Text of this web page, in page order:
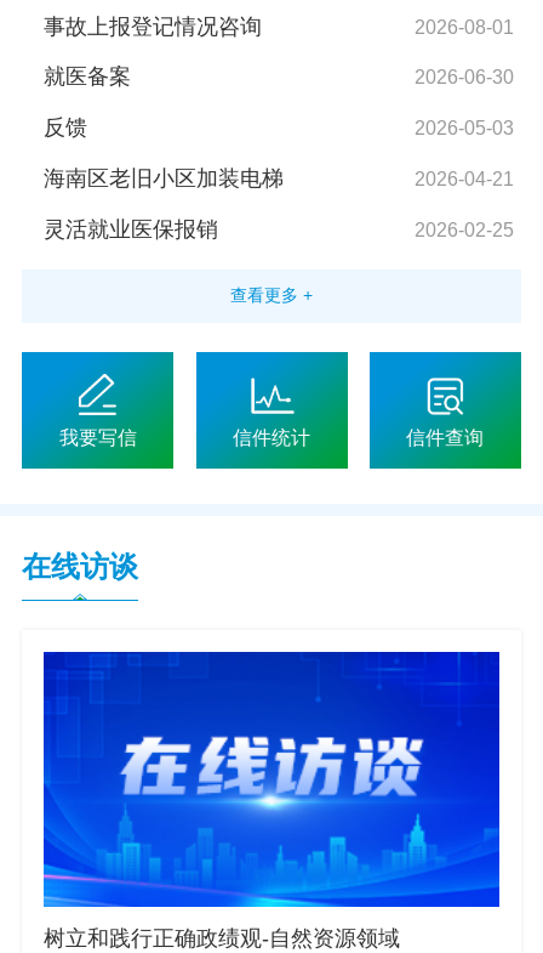
政务公开
政务服务
互动交流
数据发布
事故上报登记情况咨询 2026-08-01
就医备案 2026-06-30
反馈 2026-05-03
海南区老旧小区加装电梯 2026-04-21
灵活就业医保报销 2026-02-25
查看更多 +
我要写信 信件统计 信件查询
在线访谈
树立和践行正确政绩观-自然资源领域